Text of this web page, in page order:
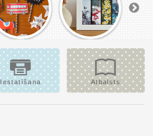
Iestatīšana Atbalsts